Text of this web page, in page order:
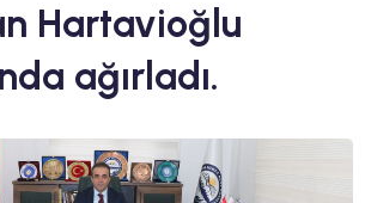
Hartavioğlu
ağırladı.